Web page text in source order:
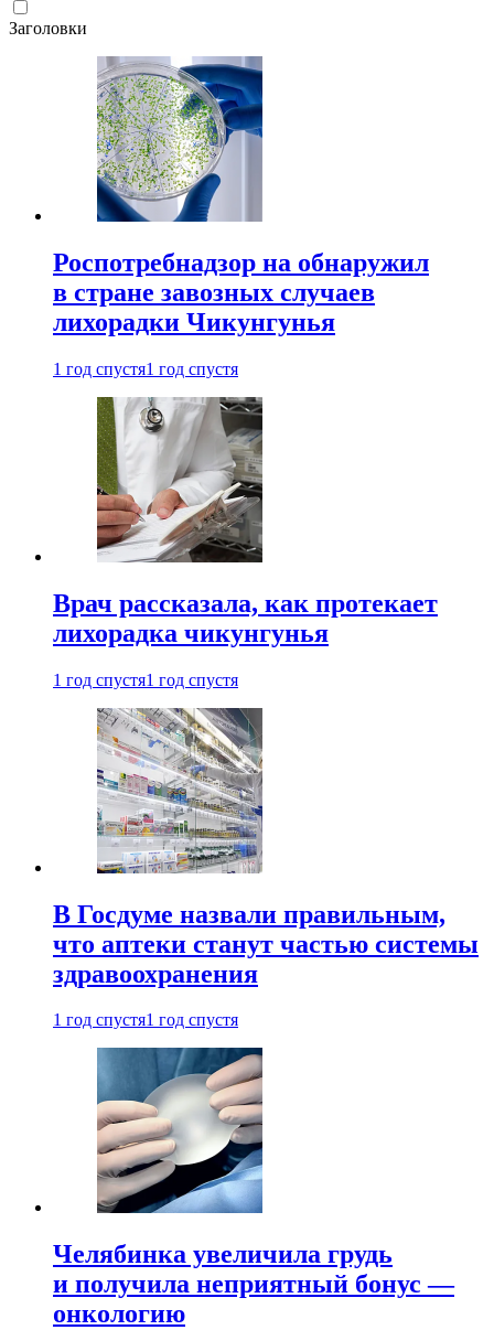
Заголовки
Роспотребнадзор на обнаружил
в стране завозных случаев
лихорадки Чикунгунья
1 год спустя1 год спустя
Врач рассказала, как протекает
лихорадка чикунгунья
1 год спустя1 год спустя
В Госдуме назвали правильным,
что аптеки станут частью системы
здравоохранения
1 год спустя1 год спустя
Челябинка увеличила грудь
и получила неприятный бонус —
онкологию